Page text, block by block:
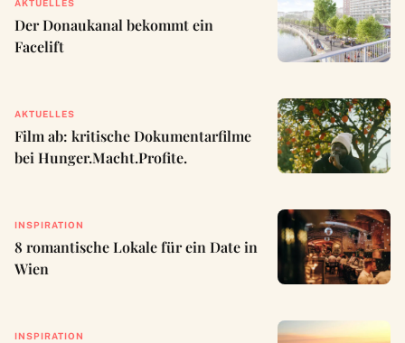
AKTUELLES
Der Donaukanal bekommt ein
Facelift
AKTUELLES
Film ab: kritische Dokumentarfilme
bei Hunger.Macht.Profite.
INSPIRATION
8 romantische Lokale für ein Date in
Wien
INSPIRATION